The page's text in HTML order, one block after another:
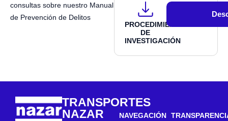
consultas sobre nuestro Manual
de Prevención de Delitos
PROCEDIMIENTO
DE
INVESTIGACIÓN
TRANSPORTES
NAZAR
NAVEGACIÓN